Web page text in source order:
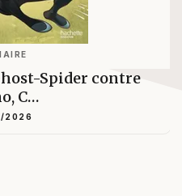
Spider contre
C…
2026